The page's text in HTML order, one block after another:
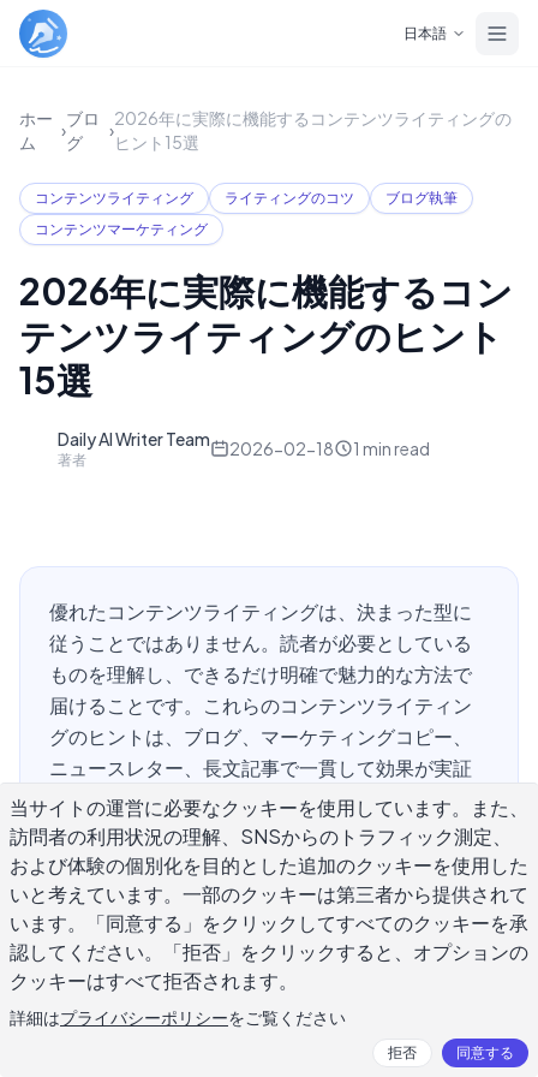
日本語
ホー
ム
›
ブロ
グ
›
2026年に実際に機能するコンテンツライティングの
ヒント15選
コンテンツライティング ライティングのコツ
ブログ執筆
コンテンツマーケティング
2026年に実際に機能するコン
テンツライティングのヒント
15選
Daily AI Writer Team
著者
2026-02-18 1 min read
優れたコンテンツライティングは、決まった型に
従うことではありません。読者が必要としている
ものを理解し、できるだけ明確で魅力的な方法で
届けることです。これらのコンテンツライティン
グのヒントは、ブログ、マーケティングコピー、
ニュースレター、長文記事で一貫して効果が実証
されたものを厳選しました。コンテンツライティ
ングが初めての方も、錆びついたスキルを磨きた
い方も、これらのヒントを3〜4つ実践するだけ
で、文章のパフォーマンスに目に見える違いが生
まれます。目標は実践的な改善であり、抽象的な
理論ではありません。
コンテンツライティングが他のライ
当サイトの運営に必要なクッキーを使用しています。また、
訪問者の利用状況の理解、SNSからのトラフィック測定、
および体験の個別化を目的とした追加のクッキーを使用した
いと考えています。一部のクッキーは第三者から提供されて
います。「同意する」をクリックしてすべてのクッキーを承
認してください。「拒否」をクリックすると、オプションの
クッキーはすべて拒否されます。
詳細はプライバシーポリシーをご覧ください
拒否 同意する